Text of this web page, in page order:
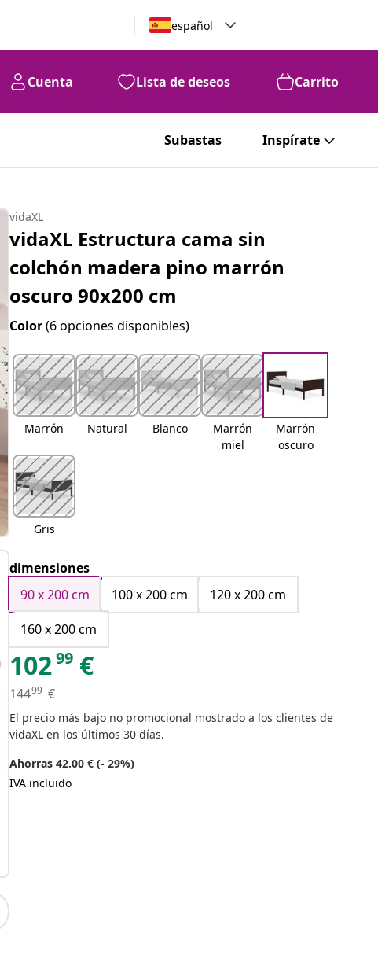
español
Cuenta Lista de deseos Carrito
Subastas Inspírate
vidaXL
vidaXL Estructura cama sin
colchón madera pino marrón
oscuro 90x200 cm
Color(6 opciones disponibles)
Marrón Natural Blanco
Marrón
miel
Marrón
oscuro
Gris
dimensiones
90 x 200 cm
100 x 200 cm
120 x 200 cm
160 x 200 cm
10299 €
14499 €
El precio más bajo no promocional mostrado a los clientes de
vidaXL en los últimos 30 días.
Ahorras 42.00 € (- 29%)
IVA incluido